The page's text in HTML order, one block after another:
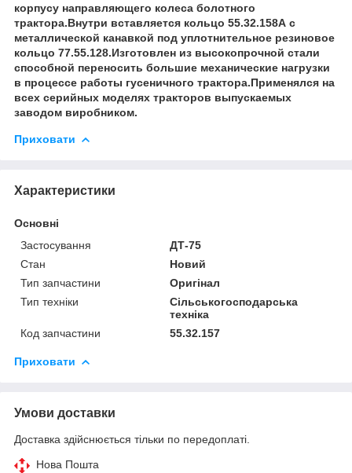
корпусу направляющего колеса болотного
трактора.Внутри вставляется кольцо 55.32.158А с
металлической канавкой под уплотнительное резиновое
кольцо 77.55.128.Изготовлен из высокопрочной стали
способной переносить большие механические нагрузки
в процессе работы гусеничного трактора.Применялся на
всех серийных моделях тракторов выпускаемых
заводом виробником.
Приховати
Характеристики
Основні
Застосування
ДТ-75
Стан
Новий
Тип запчастини
Оригінал
Тип техніки
Сільськогосподарська
техніка
Код запчастини
55.32.157
Приховати
Умови доставки
Доставка здійснюється тільки по передоплаті.
Нова Пошта